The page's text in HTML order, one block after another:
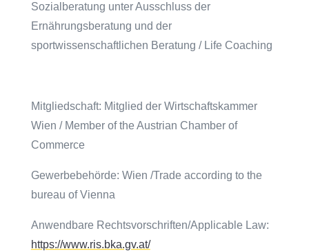
Sozialberatung unter Ausschluss der
Ernährungsberatung und der
sportwissenschaftlichen Beratung / Life Coaching
Mitgliedschaft: Mitglied der Wirtschaftskammer
Wien / Member of the Austrian Chamber of
Commerce
Gewerbebehörde: Wien /Trade according to the
bureau of Vienna
Anwendbare Rechtsvorschriften/Applicable Law:
https://www.ris.bka.gv.at/